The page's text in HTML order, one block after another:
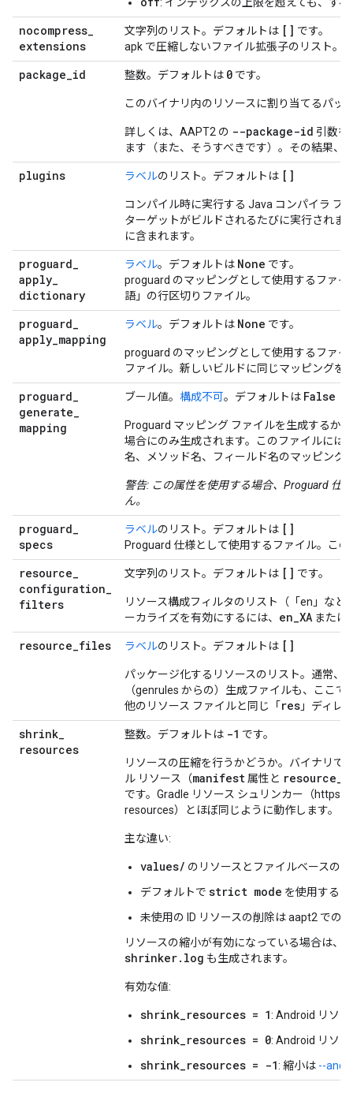
nocompress_
extensions
文字列のリスト。デフォルトは [] です。
apk で圧縮しないファイル拡張子のリスト。
package_id 整数。デフォルトは 0 です。
このバイナリ内のリソースに割り当てるパッ
詳しくは、AAPT2 の --package-id 引数を
ます（また、そうすべきです）。その結果、
plugins ラベルのリスト。デフォルトは []
コンパイル時に実行する Java コンパイラ プ
ターゲットがビルドされるたびに実行されま
に含まれます。
proguard_
apply_
dictionary
ラベル。デフォルトは None です。
proguard のマッピングとして使用するファ
語」の行区切りファイル。
proguard_
apply_mapping
ラベル。デフォルトは None です。
proguard のマッピングとして使用するファイ
ファイル。新しいビルドに同じマッピングを
proguard_
generate_
mapping
ブール値。 構成不可。デフォルトは False
Proguard マッピング ファイルを生成するか
場合にのみ生成されます。このファイルには
名、メソッド名、フィールド名のマッピング
警告: この属性を使用する場合、Proguard 仕
ん。
proguard_
specs
ラベルのリスト。デフォルトは []
Proguard 仕様として使用するファイル。こ
resource_
configuration_
filters
文字列のリスト。デフォルトは [] です。
リソース構成フィルタのリスト（「en」な
ーカライズを有効にするには、 en_XA または
resource_files ラベルのリスト。デフォルトは []
パッケージ化するリソースのリスト。通常、
（genrules からの）生成ファイルも、ここで
他のリソース ファイルと同じ「 res 」ディレ
shrink_
resources
整数。デフォルトは -1 です。
リソースの圧縮を行うかどうか。バイナリで
ル リソース（manifest 属性と resource_
です。Gradle リソース シュリンカー（
resources）とほぼ同じように動作します。
主な違い:
values/ のリソースとファイルベースの
デフォルトで strict mode を使用する
未使用の ID リソースの削除は aapt2 での
リソースの縮小が有効になっている場合は、
shrinker. log も生成されます。
有効な値:
shrink_resources = 1: Android リソ
shrink_resources = 0: Android リソ
shrink_resources = -1: 縮小は --